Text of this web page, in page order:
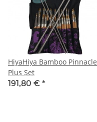
HiyaHiya Bamboo Pinnacle
Plus Set
191,80 € *